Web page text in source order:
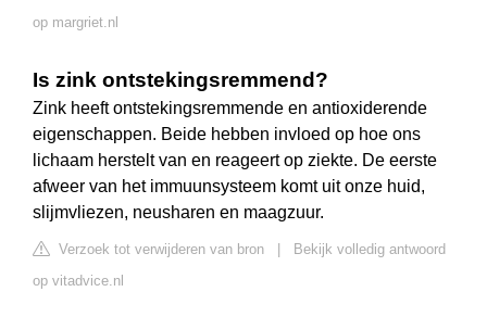
op margriet.nl
Is zink ontstekingsremmend?
Zink heeft ontstekingsremmende en antioxiderende
eigenschappen. Beide hebben invloed op hoe ons
lichaam herstelt van en reageert op ziekte. De eerste
afweer van het immuunsysteem komt uit onze huid,
slijmvliezen, neusharen en maagzuur.
Verzoek tot verwijderen van bron
Bekijk volledig antwoord
op vitadvice.nl